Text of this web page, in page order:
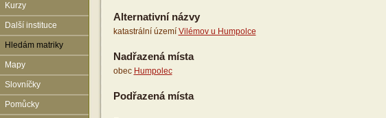
Kurzy
Další instituce
Hledám matriky
Mapy
Slovníčky
Pomůcky
Alternativní názvy
katastrální území Vilémov u Humpolce
Nadřazená místa
obec Humpolec
Podřazená místa